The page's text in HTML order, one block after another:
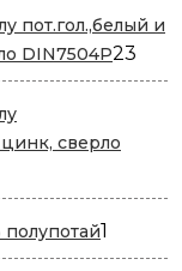
пот.гол.,белый и
DIN7504P23
сверло
1
товар